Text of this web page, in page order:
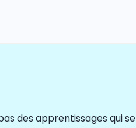
des apprentissages qui se